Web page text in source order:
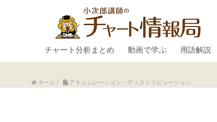
チャート分析まとめ 動画で学ぶ 用語解説
ホーム / アキュムレーション・ディストリビューション